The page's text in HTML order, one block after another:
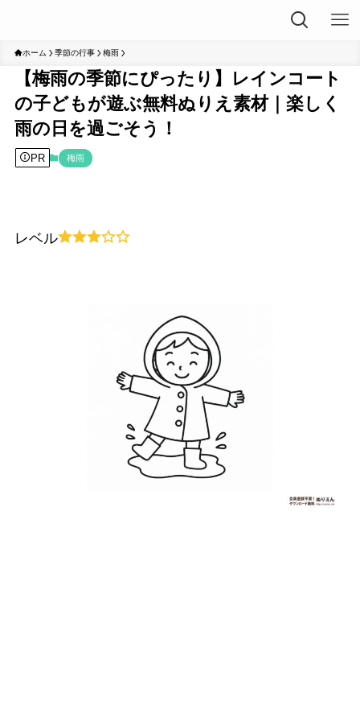
ホーム 季節の行事 梅雨
【梅雨の季節にぴったり】レインコート
の子どもが遊ぶ無料ぬりえ素材｜楽しく
雨の日を過ごそう！
PR 梅雨
レベル